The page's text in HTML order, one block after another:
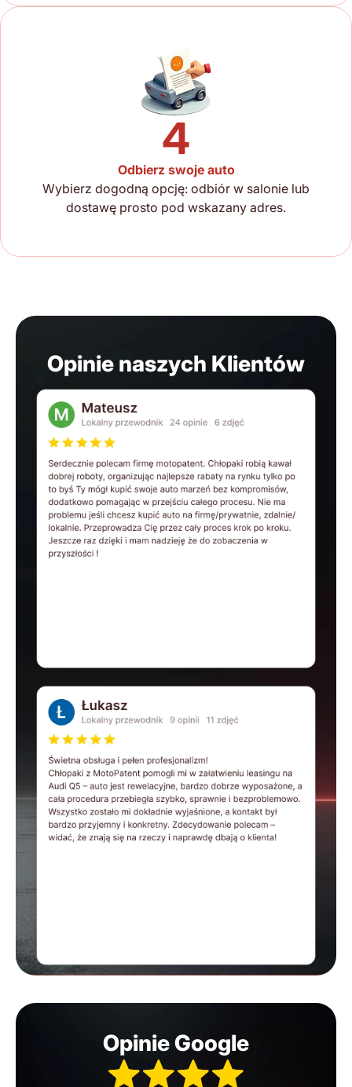
4
Odbierz swoje auto
Wybierz dogodną opcję: odbiór w salonie lub
dostawę prosto pod wskazany adres.
Opinie naszych Klientów
Opinie Google